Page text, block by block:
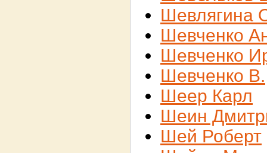
Шевлягина
Шевченко
Шевченко
Шевченко В.
Шеер Карл
Шеин
Шей Роберт